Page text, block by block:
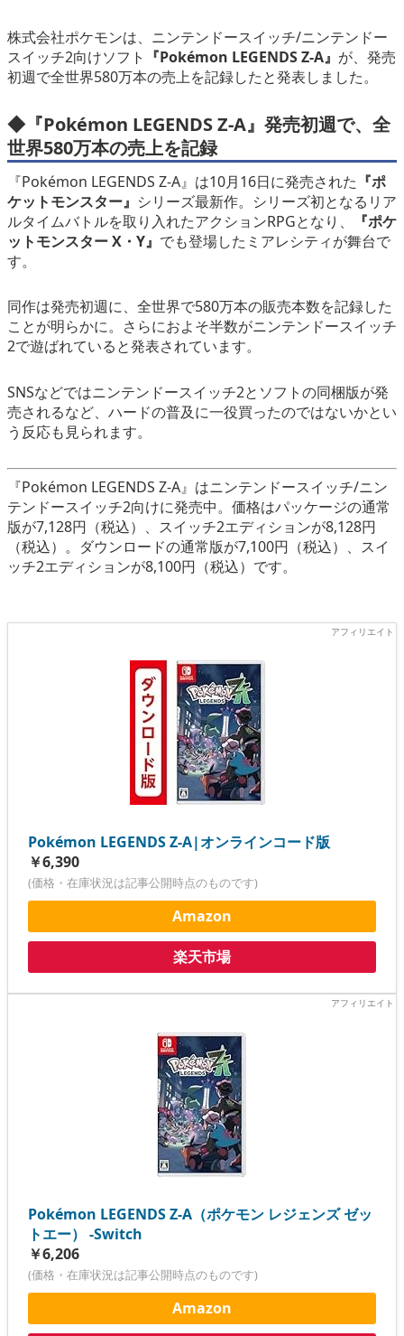
株式会社ポケモンは、ニンテンドースイッチ/ニンテンドー
スイッチ2向けソフト 『Pokémon LEGENDS Z-A』 が、発売
初週で全世界580万本の売上を記録したと発表しました。
◆『Pokémon LEGENDS Z-A』 発売初週で、全
世界580万本の売上を記録
『Pokémon LEGENDS Z-A』は10月16日に発売された 『ポ
ケットモンスター』 シリーズ最新作。シリーズ初となるリア
ルタイムバトルを取り入れたアクションRPGとなり、
『ポケ
ットモンスター X・Y』 でも登場したミアレシティが舞台で
す。
同作は発売初週に、全世界で580万本の販売本数を記録した
ことが明らかに。さらにおよそ半数がニンテンドースイッチ
2で遊ばれていると発表されています。
SNSなどではニンテンドースイッチ2とソフトの同梱版が発
売されるなど、ハードの普及に一役買ったのではないかとい
う反応も見られます。
『Pokémon LEGENDS Z-A』はニンテンドースイッチ/ニン
テンドースイッチ2向けに発売中。価格はパッケージの通常
版が7,128円（税込）、スイッチ2エディションが8,128円
（税込）。ダウンロードの通常版が7,100円（税込）、スイ
ッチ2エディションが8,100円（税込）です。
Pokémon LEGENDS Z-A|オンラインコード版
￥6,390
(価格・在庫状況は記事公開時点のものです)
Amazon
楽天市場
Pokémon LEGENDS Z-A（ポケモン レジェンズ ゼッ
トエー） -Switch
￥6,206
(価格・在庫状況は記事公開時点のものです)
Amazon